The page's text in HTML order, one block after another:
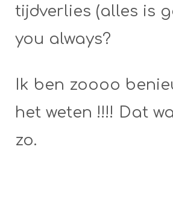
tijdverlies (alles is
you always?
Ik ben zoooo
het weten !!!! Dat
zo.